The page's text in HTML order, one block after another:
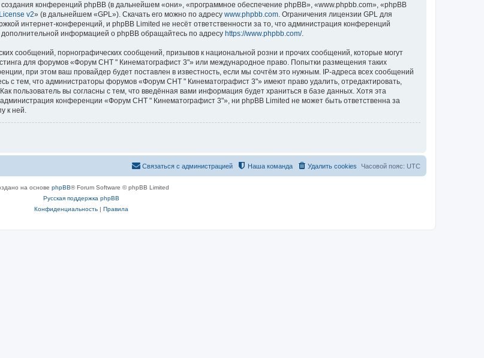
конференций phpBB (в дальнейшем «они», «программное обеспечение phpBB», «www.phpbb.com», «phpBB
v2» (в дальнейшем «GPL»). Скачать его можно по адресу www.phpbb.com. Ограничения лицензии GPL для
интернет-конференций, и phpBB Limited не несёт ответственности за то, что администрация конференций
информацией о phpBB обращайтесь по адресу https://www.phpbb.com/.
сообщений, порнографических сообщений, призывов к национальной розни и прочих сообщений, которые могут
для форумов «Форум СНТ " Кинематографист 3"» или международное право. Попытки размещения таких
при этом ваш провайдер будет поставлен в известность, если мы сочтём это нужным. IP-адреса всех сообщений
с тем, что администраторы форумов «Форум СНТ " Кинематографист 3"» имеют право удалить, отредактировать,
пользователь вы согласны с тем, что введённая вами информация будет храниться в базе данных. Хотя эта
конференции «Форум СНТ " Кинематографист 3"», ни phpBB Limited не может быть ответственна за
к ней.
Часовой пояс: UTC
Удалить cookies
Наша команда
Связаться с администрацией
на основе phpBB® Forum Software © phpBB Limited
Русская поддержка phpBB
Конфиденциальность| Правила